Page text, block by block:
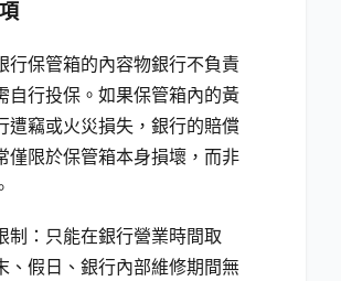
行保管箱的內容物銀行不負責
自行投保。如果保管箱內的黃
遭竊或火災損失，銀行的賠償
僅限於保管箱本身損壞，而非
制：只能在銀行營業時間取
、假日、銀行內部維修期間無